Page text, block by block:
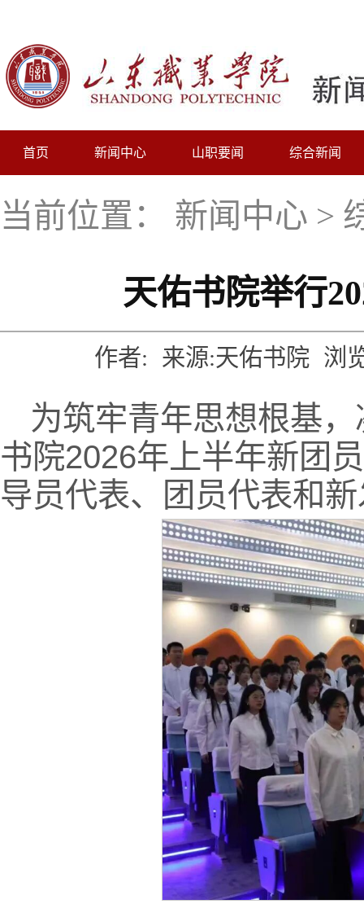
首页 新闻中心 山职要闻 综合新闻
当前位置： 新闻中心 >
天佑书院举行
作者: 来源:天佑书院 浏
为筑牢青年思想根基
书院2026年上半年新团
导员代表、团员代表和